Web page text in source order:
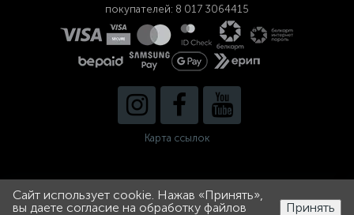
0 0
покупателей: 8 017 3064415
Карта ссылок
Сайт использует cookie. Нажав «Принять»,
вы даете согласие на обработку файлов
Принять